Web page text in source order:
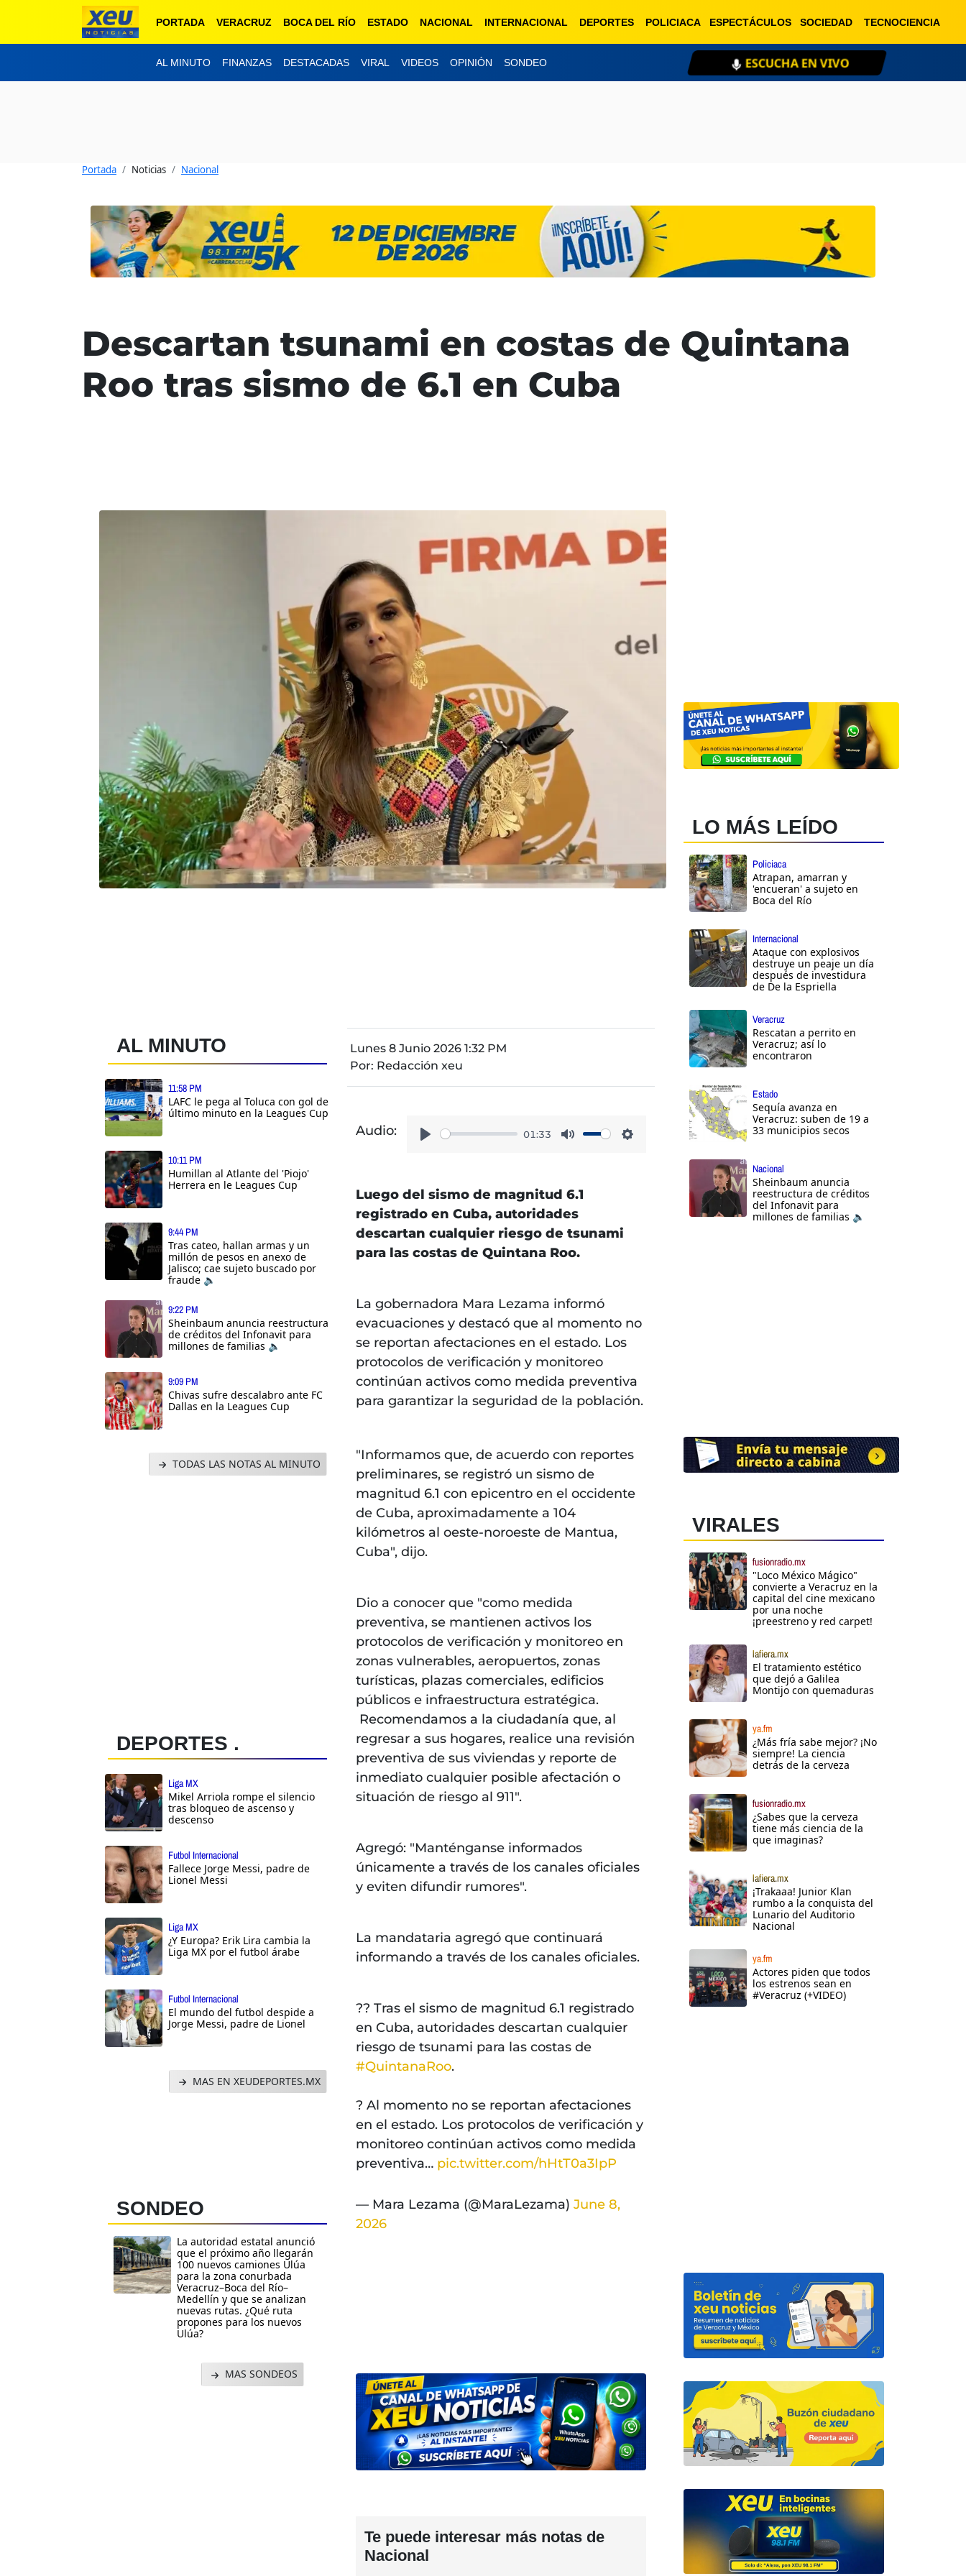
PORTADA VERACRUZ BOCA DEL RÍO ESTADO NACIONAL INTERNACIONAL DEPORTES POLICIACA ESPECTÁCULOS SOCIEDAD TECNOCIENCIA
AL MINUTO FINANZAS DESTACADAS VIRAL VIDEOS OPINIÓN SONDEO ESCUCHA EN VIVO
Portada Noticias Nacional
Descartan tsunami en costas de Quintana
Roo tras sismo de 6.1 en Cuba
AL MINUTO
11:58 PM
LAFC le pega al Toluca con gol de
último minuto en la Leagues Cup
10:11 PM
Humillan al Atlante del 'Piojo'
Herrera en le Leagues Cup
9:44 PM
Tras cateo, hallan armas y un
millón de pesos en anexo de
Jalisco; cae sujeto buscado por
fraude 🔈
9:22 PM
Sheinbaum anuncia reestructura
de créditos del Infonavit para
millones de familias 🔈
9:09 PM
Chivas sufre descalabro ante FC
Dallas en la Leagues Cup
TODAS LAS NOTAS AL MINUTO
DEPORTES .
Liga MX
Mikel Arriola rompe el silencio
tras bloqueo de ascenso y
descenso
Futbol Internacional
Fallece Jorge Messi, padre de
Lionel Messi
Liga MX
¿Y Europa? Erik Lira cambia la
Liga MX por el futbol árabe
Futbol Internacional
El mundo del futbol despide a
Jorge Messi, padre de Lionel
MAS EN XEUDEPORTES.MX
SONDEO
La autoridad estatal anunció
que el próximo año llegarán
100 nuevos camiones Ulúa
para la zona conurbada
Veracruz–Boca del Río–
Medellín y que se analizan
nuevas rutas. ¿Qué ruta
propones para los nuevos
Ulúa?
MAS SONDEOS
Lunes 8 Junio 2026 1:32 PM
Por: Redacción xeu
Audio:
01:33
Luego del sismo de magnitud 6.1
registrado en Cuba, autoridades
descartan cualquier riesgo de tsunami
para las costas de Quintana Roo.
La gobernadora Mara Lezama informó
evacuaciones y destacó que al momento no
se reportan afectaciones en el estado. Los
protocolos de verificación y monitoreo
continúan activos como medida preventiva
para garantizar la seguridad de la población.
"Informamos que, de acuerdo con reportes
preliminares, se registró un sismo de
magnitud 6.1 con epicentro en el occidente
de Cuba, aproximadamente a 104
kilómetros al oeste-noroeste de Mantua,
Cuba", dijo.
Dio a conocer que "como medida
preventiva, se mantienen activos los
protocolos de verificación y monitoreo en
zonas vulnerables, aeropuertos, zonas
turísticas, plazas comerciales, edificios
públicos e infraestructura estratégica.
Recomendamos a la ciudadanía que, al
regresar a sus hogares, realice una revisión
preventiva de sus viviendas y reporte de
inmediato cualquier posible afectación o
situación de riesgo al 911".
Agregó: "Manténganse informados
únicamente a través de los canales oficiales
y eviten difundir rumores".
La mandataria agregó que continuará
informando a través de los canales oficiales.
?? Tras el sismo de magnitud 6.1 registrado
en Cuba, autoridades descartan cualquier
riesgo de tsunami para las costas de
#QuintanaRoo.
? Al momento no se reportan afectaciones
en el estado. Los protocolos de verificación y
monitoreo continúan activos como medida
preventiva… pic.twitter.com/hHtT0a3IpP
— Mara Lezama (@MaraLezama) June 8,
2026
Te puede interesar más notas de
Nacional
LO MÁS LEÍDO
Policiaca
Atrapan, amarran y
'encueran' a sujeto en
Boca del Río
Internacional
Ataque con explosivos
destruye un peaje un día
después de investidura
de De la Espriella
Veracruz
Rescatan a perrito en
Veracruz; así lo
encontraron
Estado
Sequía avanza en
Veracruz: suben de 19 a
33 municipios secos
Nacional
Sheinbaum anuncia
reestructura de créditos
del Infonavit para
millones de familias 🔈
VIRALES
fusionradio.mx
"Loco México Mágico"
convierte a Veracruz en la
capital del cine mexicano
por una noche
¡preestreno y red carpet!
lafiera.mx
El tratamiento estético
que dejó a Galilea
Montijo con quemaduras
ya.fm
¿Más fría sabe mejor? ¡No
siempre! La ciencia
detrás de la cerveza
fusionradio.mx
¿Sabes que la cerveza
tiene más ciencia de la
que imaginas?
lafiera.mx
¡Trakaaa! Junior Klan
rumbo a la conquista del
Lunario del Auditorio
Nacional
ya.fm
Actores piden que todos
los estrenos sean en
#Veracruz (+VIDEO)